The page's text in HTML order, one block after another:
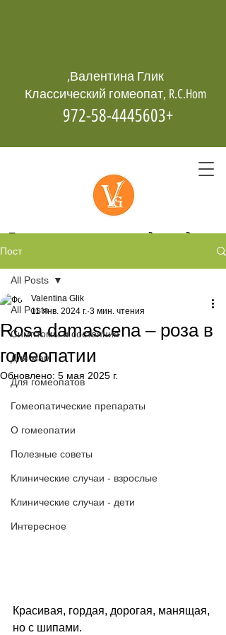
Гомеопатия -возрождает даже
Валентина Глик,
+972-58-4445603
Пост
All Posts
Симптомы и состояния
Для мам
Для гомеопатов
Гомеопатические препараты
О гомеопатии
Полезные советы
Клинические случаи - взрослые
Клинические случаи - дети
Интересное
All Posts
Rosa damascena – роза в
гомеопатии
Valentina Glik
11 янв. 2024 г. 3 мин. чтения
Обновлено: 5 мая 2025 г.
Красивая, гордая, дорогая, манящая,
но с шипами.